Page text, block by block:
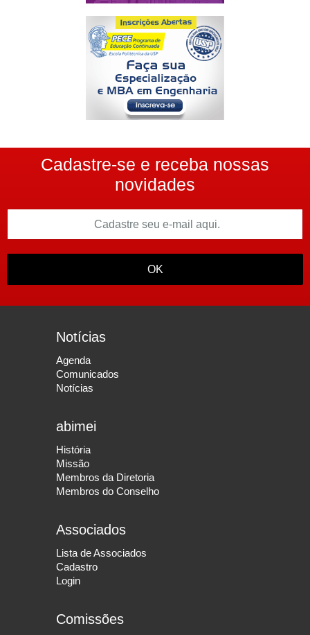
Cadastre-se e receba nossas
novidades
OK
Notícias
Agenda
Comunicados
Notícias
abimei
História
Missão
Membros da Diretoria
Membros do Conselho
Associados
Lista de Associados
Cadastro
Login
Comissões